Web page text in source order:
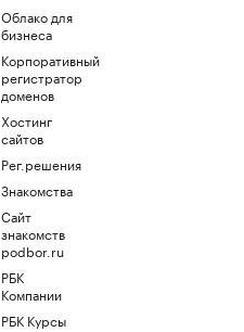
Облако для
бизнеса
Корпоративный
регистратор
доменов
Хостинг
сайтов
Рег.решения
Знакомства
Сайт
знакомств
podbor.ru
РБК
Компании
РБК Курсы